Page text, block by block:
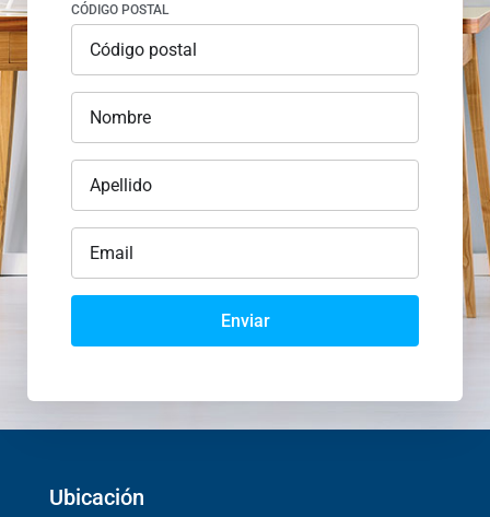
CÓDIGO POSTAL
Enviar
Ubicación